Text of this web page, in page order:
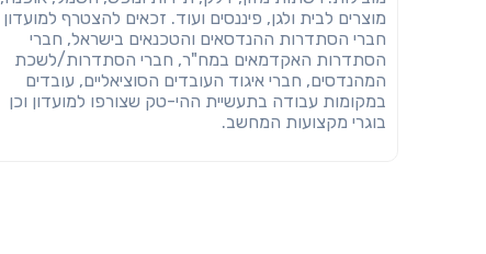
מוצרים לבית ולגן, פיננסים ועוד. זכאים להצטרף למועדון
חברי הסתדרות ההנדסאים והטכנאים בישראל, חברי
הסתדרות האקדמאים במח"ר, חברי הסתדרות/לשכת
המהנדסים, חברי איגוד העובדים הסוציאליים, עובדים
במקומות עבודה בתעשיית ההי-טק שצורפו למועדון וכן
בוגרי מקצועות המחשב.